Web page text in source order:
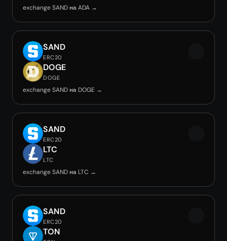
exchange SAND на ADA →
SAND
ERC20
DOGE
DOGE
exchange SAND на DOGE →
SAND
ERC20
LTC
LTC
exchange SAND на LTC →
SAND
ERC20
TON